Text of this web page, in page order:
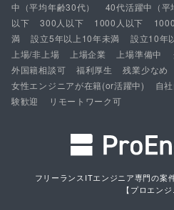
中（平均年齢30代）
40代活躍中（平
以下
300人以下 1000人以下
満
設立5年以上10年未満 設立10年
上場/非上場
上場企業 上場準備中
外国籍相談可
福利厚生 残業少なめ
女性エンジニアが在籍(or活躍中)
自
験歓迎
リモートワーク可
フリーランスITエンジニア専門の案
【プロエンジ